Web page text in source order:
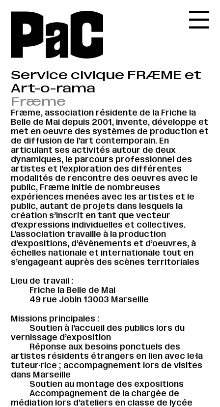
Service civique FRÆME et
Art-o-rama
Fræme
Fræme, association résidente de la Friche la
Belle de Mai depuis 2001, invente, développe et
met en oeuvre des systèmes de production et
de diffusion de l’art contemporain. En
articulant ses activités autour de deux
dynamiques, le parcours professionnel des
artistes et l’exploration des différentes
modalités de rencontre des oeuvres avec le
public, Fræme initie de nombreuses
expériences menées avec les artistes et le
public, autant de projets dans lesquels la
création s’inscrit en tant que vecteur
d’expressions individuelles et collectives.
L’association travaille à la production
d’expositions, d’évènements et d’oeuvres, à
échelles nationale et internationale tout en
s’engageant auprès des scènes territoriales
Lieu de travail :
Friche la Belle de Mai
49 rue Jobin 13003 Marseille
Missions principales :
Soutien à l’accueil des publics lors du
vernissage d’exposition
Réponse aux besoins ponctuels des
artistes résidents étrangers en lien avec le·la
tuteur·rice ; accompagnement lors de visites
dans Marseille
Soutien au montage des expositions
Accompagnement de la chargée de
médiation lors d’ateliers en classe de lycée